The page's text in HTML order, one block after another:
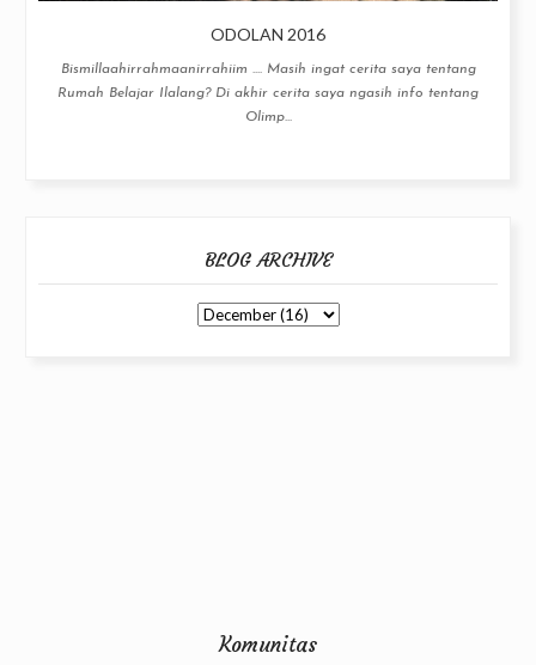
ODOLAN 2016
Bismillaahirrahmaanirrahiim .... Masih ingat cerita saya tentang
Rumah Belajar Ilalang? Di akhir cerita saya ngasih info tentang
Olimp...
BLOG ARCHIVE
Komunitas